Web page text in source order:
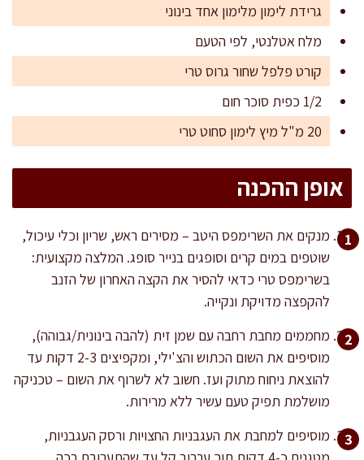
גרידת לימון מלימון אחד בינוני
מלח אטלנטי, לפי הטעם
קורט פלפל שחור גרוס טרי
1/2 כפית סוכר חום
20 מ"ל מיץ לימון סחוט טרי
אופן ההכנה
מנקים את השרימפס היטב – מסירים ראש, שריון וכלי עיכול,
שוטפים במים קרים וסופגים בנייר סופג. המלצה מקצועית:
בשרימפס טרי כדאי להסיר את הקצה האחרון של הזנב
להקפצה מדויקת ונקייה.
מחממים מחבת רחבה עם שמן זית (להבה בינונית/גבוהה),
מוסיפים את השום הכתוש והצ'ילי, ומקפיצים 2-3 דקות עד
להוצאת ניחוח מתוק ועז. חשוב לא לשרוף את השום – טכניקה
מושלמת תפיק טעם עשיר ללא מרירות.
מוסיפים למחבת את העגבניות החצויות ורסק העגבניות,